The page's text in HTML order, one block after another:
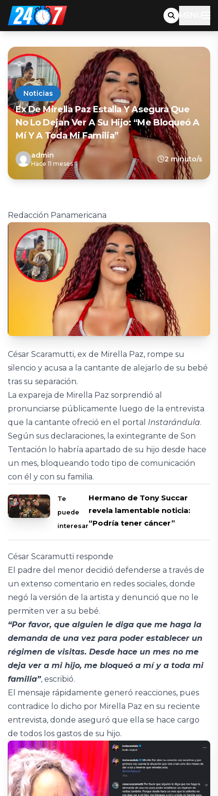
MENU
Noticias
Ex De Mirella Paz Estalla Y Asegura Que
No Lo Dejan Ver A Su Hijo: “Me Bloqueó A
Mí Y A Toda Mi Familia”
admin
Hace 11 meses
2 minuto/s
Redacción Panamericana
César Scaramutti, ex de Mirella Paz, rompe su
silencio y acusa a la cantante de alejarlo de su bebé
tras su separación.
La expareja de Mirella Paz sorprendió al
pronunciarse públicamente luego de la entrevista
que la cantante ofreció en el portal Instarándula.
Según sus declaraciones, la exintegrante de Son
Tentación lo habría apartado de su hijo desde hace
un mes, bloqueando todo tipo de comunicación
con él y con su familia.
Te
puede
interesar
Hermano de Tony Succar
revela lamentable noticia:
“Podría tener cáncer”
César Scaramutti responde
El padre del menor decidió defenderse a través de
un extenso comentario en redes sociales, donde
negó la versión de la artista y denunció que no le
permiten ver a su bebé.
“Por favor, que alguien le diga que me haga la
demanda de una vez para poder establecer un
régimen de visitas. Desde hace un mes no me
deja ver a mi hijo, me bloqueó a mí y a toda mi
familia”, escribió.
El mensaje rápidamente generó reacciones, pues
contradice lo dicho por Mirella Paz en su reciente
entrevista, donde aseguró que ella se hace cargo
de todos los gastos de su hijo.